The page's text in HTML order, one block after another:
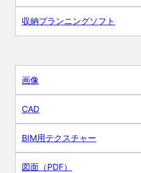
収納プランニングソフト
画像
CAD
BIM用テクスチャー
図面（PDF）